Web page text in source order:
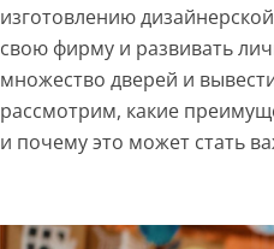
изготовлению
свою фирму и развивать
множество дверей и
рассмотрим, какие
и почему это может стать